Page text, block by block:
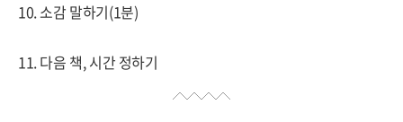
10.소감 말하기(1분)
11.다음 책,시간 정하기